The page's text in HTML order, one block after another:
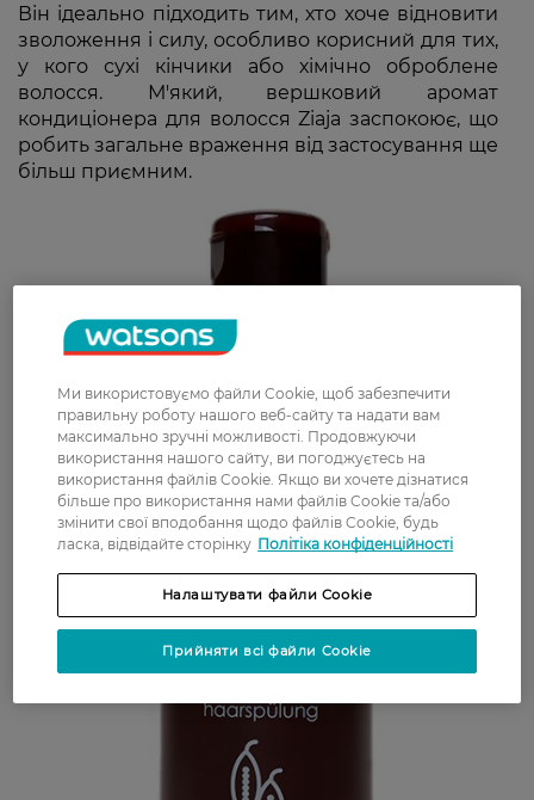
Він ідеально підходить тим, хто хоче відновити
зволоження і силу, особливо корисний для тих,
у кого сухі кінчики або хімічно оброблене
волосся. М'який, вершковий аромат
кондиціонера для волосся Ziaja заспокоює, що
робить загальне враження від застосування ще
більш приємним.
Ми використовуємо файли Cookie, щоб забезпечити
правильну роботу нашого веб-сайту та надати вам
максимально зручні можливості. Продовжуючи
використання нашого сайту, ви погоджуєтесь на
використання файлів Cookie. Якщо ви хочете дізнатися
більше про використання нами файлів Cookie та/або
змінити свої вподобання щодо файлів Cookie, будь
ласка, відвідайте сторінку Політіка конфіденційності
Налаштувати файли Cookie
Прийняти всі файли Cookie